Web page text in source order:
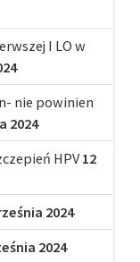
I LO w
nie powinien
2024
HPV 12
2024
2024